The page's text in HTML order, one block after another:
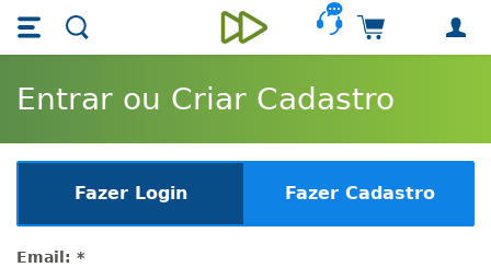
Skip main navigation
Skip to main content
Unieducar
Carrinho de
Entrar ou Criar Cadastro
Fazer Login Fazer Cadastro
Email: *